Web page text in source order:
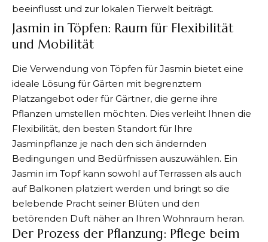
beeinflusst und zur lokalen Tierwelt beiträgt.
Jasmin in Töpfen: Raum für Flexibilität
und Mobilität
Die Verwendung von Töpfen für Jasmin bietet eine
ideale Lösung für Gärten mit begrenztem
Platzangebot oder für Gärtner, die gerne ihre
Pflanzen umstellen möchten. Dies verleiht Ihnen die
Flexibilität, den besten Standort für Ihre
Jasminpflanze je nach den sich ändernden
Bedingungen und Bedürfnissen auszuwählen. Ein
Jasmin im Topf kann sowohl auf Terrassen als auch
auf Balkonen platziert werden und bringt so die
belebende Pracht seiner Blüten und den
betörenden Duft näher an Ihren Wohnraum heran.
Der Prozess der Pflanzung: Pflege beim